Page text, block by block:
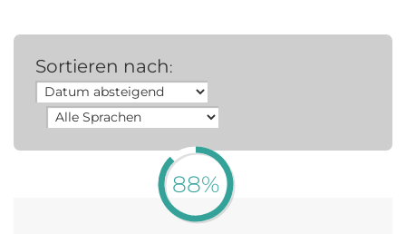
Sortieren nach:
88%